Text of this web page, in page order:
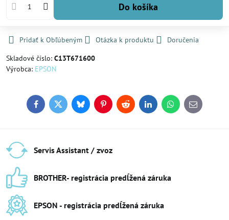
Do košíka
Pridať k Obľúbeným Otázka k produktu
Doručenia
Skladové číslo: C13T671600
Výrobca: EPSON
FacebookTwitterBlueskyPinterestReddit LinkedInWhatsApp
E-
mail
Servis Assistant / zvoz
BROTHER- registrácia predĺžená záruka
EPSON - registrácia predĺžená záruka